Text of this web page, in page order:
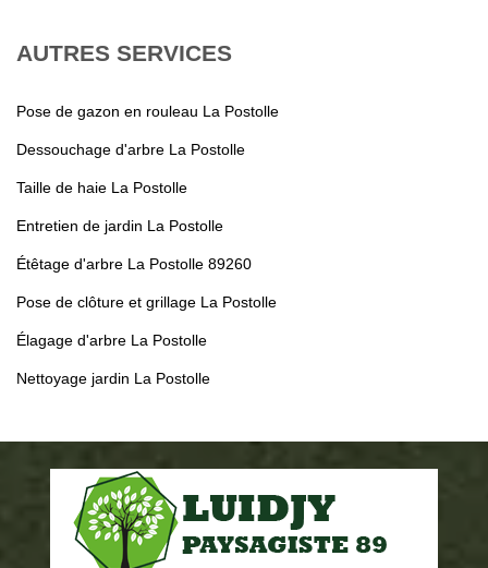
AUTRES SERVICES
Pose de gazon en rouleau La Postolle
Dessouchage d'arbre La Postolle
Taille de haie La Postolle
Entretien de jardin La Postolle
Étêtage d'arbre La Postolle 89260
Pose de clôture et grillage La Postolle
Élagage d'arbre La Postolle
Nettoyage jardin La Postolle